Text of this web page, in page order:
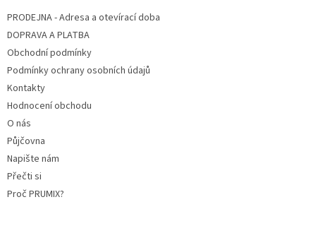
PRODEJNA - Adresa a otevírací doba
DOPRAVA A PLATBA
Obchodní podmínky
Podmínky ochrany osobních údajů
Kontakty
Hodnocení obchodu
O nás
Půjčovna
Napište nám
Přečti si
Proč PRUMIX?